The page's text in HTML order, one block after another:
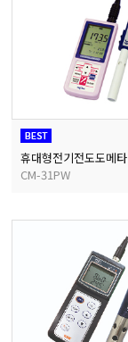
휴대형전기전도도메타
CM-31PW